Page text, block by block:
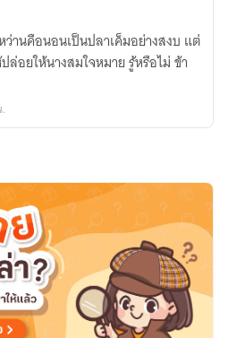
ว่านคือนอนเป็นปลาเค็มอย่างสงบ แต่
ล่อยให้นางสมใจหมาย รู้หรือไม่ ข้า